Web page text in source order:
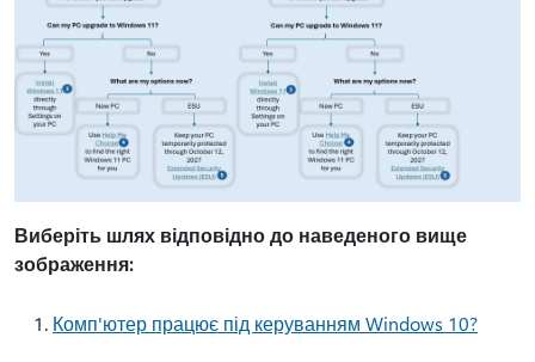
Виберіть шлях відповідно до наведеного вище
зображення:
Комп'ютер працює під керуванням Windows 10?